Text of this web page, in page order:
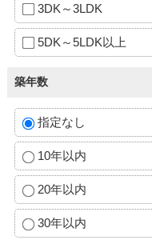
3DK～3LDK
5DK～5LDK以上
築年数
指定なし
10年以内
20年以内
30年以内